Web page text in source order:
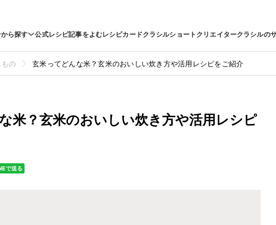
ら探す 公式レシピ記事をよむレシピカードクラシルショートクリエイタークラシルの
もの 玄米ってどんな米？玄米のおいしい炊き方や活用レシピをご紹介
米？玄米のおいしい炊き方や活用レシピ
で送る